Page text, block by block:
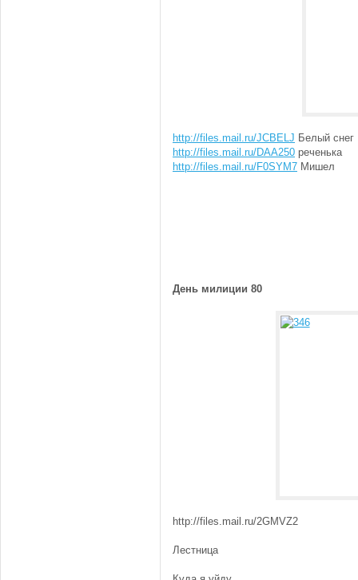
http://files.mail.ru/JCBELJ Белый снег
http://files.mail.ru/DAA250 реченька
http://files.mail.ru/F0SYM7 Мишел
День милиции 80
http://files.mail.ru/2GMVZ2
Лестница